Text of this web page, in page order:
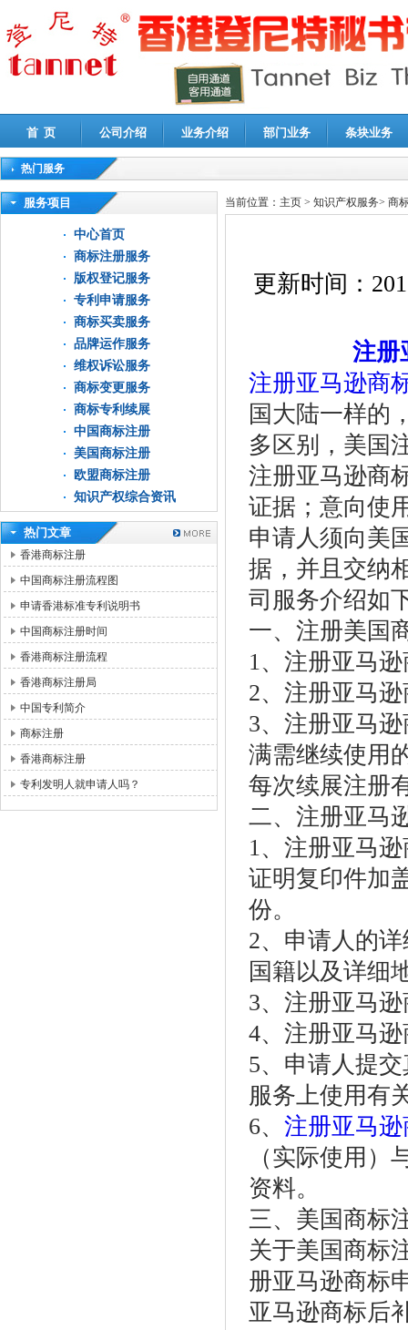
首 页 公司介绍 业务介绍 部门业务 条块业务
热门服务
高新技术企业认定审计|企业所得税汇算清缴申报鉴证
服务项目
中心首页
商标注册服务
版权登记服务
专利申请服务
商标买卖服务
品牌运作服务
维权诉讼服务
商标变更服务
商标专利续展
中国商标注册
美国商标注册
欧盟商标注册
知识产权综合资讯
热门文章
香港商标注册
中国商标注册流程图
申请香港标准专利说明书
中国商标注册时间
香港商标注册流程
香港商标注册局
中国专利简介
商标注册
香港商标注册
专利发明人就申请人吗？
当前位置： 主页 > 知识产权服务> 商
更新时间：
注册
注册亚马逊商
国大陆一样的
多区别，美国
注册亚马逊商
证据；意向使
申请人须向美
据，并且交纳
司服务介绍如
一、注册美国
1、注册亚马
2、注册亚马
3、注册亚马
满需继续使用
每次续展注册
二、注册亚马
1、注册亚马
证明复印件加
份。
2、申请人的
国籍以及详细
3、注册亚马
4、注册亚马
5、申请人提
服务上使用有
6、 注册亚马
（实际使用
资料。
三、美国商标
关于美国商标
册亚马逊商标
亚马逊商标后